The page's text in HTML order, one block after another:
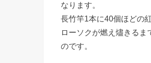
なります。
長竹竿1本に40個ほどの
ローソクが燃え燼きる
のです。